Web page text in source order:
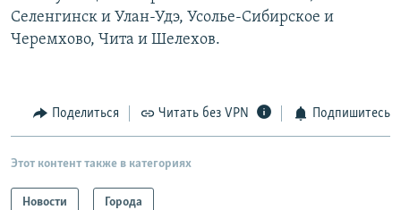
Селенгинск и Улан-Удэ, Усолье-Сибирское и
Черемхово, Чита и Шелехов.
Поделиться Читать без VPN Подпишитесь
Этот контент также в категориях
Новости Города